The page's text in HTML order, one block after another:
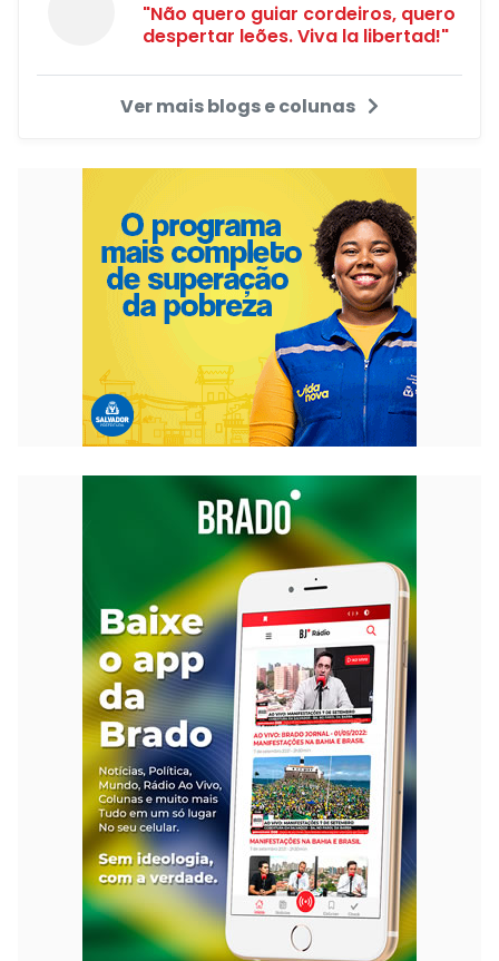
"Não quero guiar cordeiros, quero
despertar leões. Viva la libertad!"
Ver mais blogs e colunas